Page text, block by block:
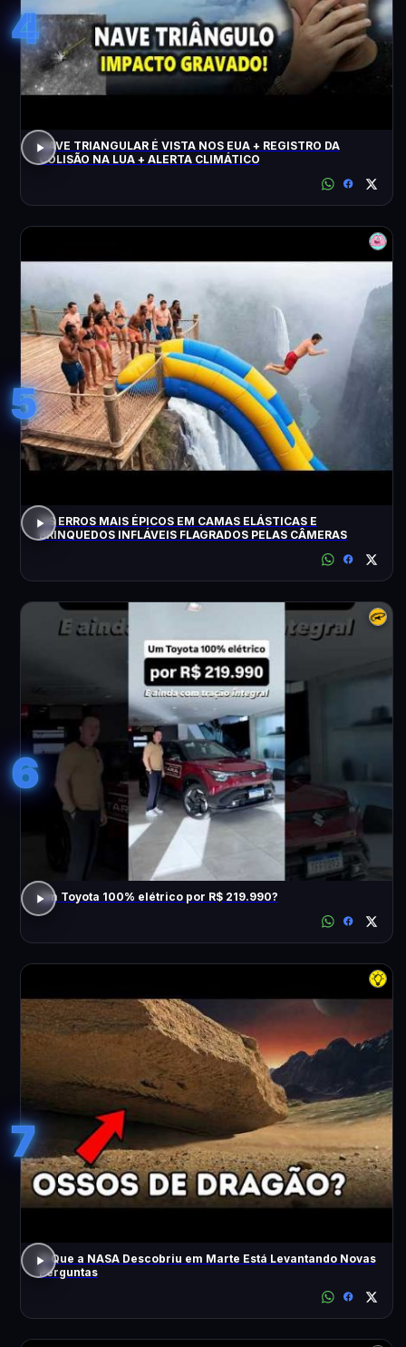
4
NAVE TRIANGULAR É VISTA NOS EUA + REGISTRO DA
COLISÃO NA LUA + ALERTA CLIMÁTICO
5
OS ERROS MAIS ÉPICOS EM CAMAS ELÁSTICAS E
BRINQUEDOS INFLÁVEIS FLAGRADOS PELAS CÂMERAS
6
Um Toyota 100% elétrico por R$ 219.990?
7
O Que a NASA Descobriu em Marte Está Levantando Novas
Perguntas